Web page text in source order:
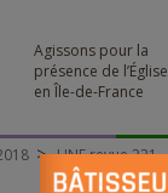
Agissons pour la
présence de l’Église
en Île-de-France
UNE revue 221